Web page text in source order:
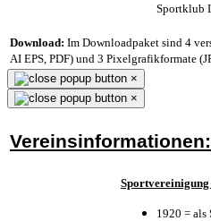
Sportklub
Download: Im Downloadpaket sind 4
AI EPS, PDF) und 3 Pixelgrafikformate
×
×
Vereinsinformationen:
1920 = als